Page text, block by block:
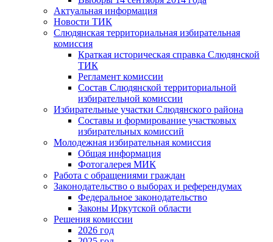
Актуальная информация
Новости ТИК
Слюдянская территориальная избирательная
комиссия
Краткая историческая справка Слюдянской
ТИК
Регламент комиссии
Состав Слюдянской территориальной
избирательной комиссии
Избирательные участки Слюдянского района
Составы и формирование участковых
избирательных комиссий
Молодежная избирательная комиссия
Общая информация
Фотогалерея МИК
Работа с обращениями граждан
Законодательство о выборах и референдумах
Федеральное законодательство
Законы Иркутской области
Решения комиссии
2026 год